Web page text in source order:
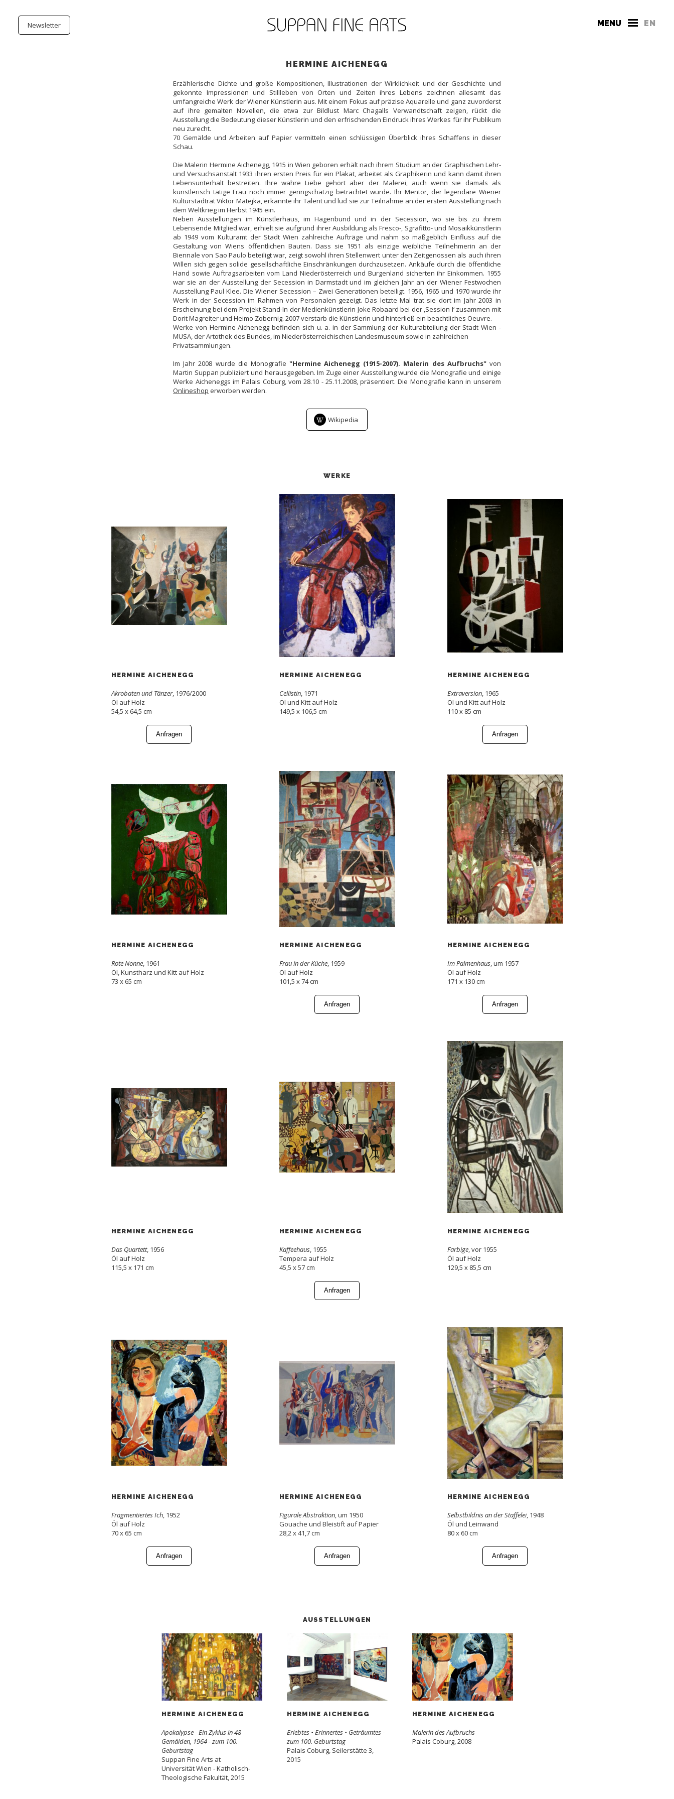
MENU EN
Newsletter
HERMINE AICHENEGG
Erzählerische Dichte und große Kompositionen, Illustrationen der Wirklichkeit und der Geschichte und
gekonnte Impressionen und Stillleben von Orten und Zeiten ihres Lebens zeichnen allesamt das
umfangreiche Werk der Wiener Künstlerin aus. Mit einem Fokus auf präzise Aquarelle und ganz zuvorderst
auf ihre gemalten Novellen, die etwa zur Bildlust Marc Chagalls Verwandtschaft zeigen, rückt die
Ausstellung die Bedeutung dieser Künstlerin und den erfrischenden Eindruck ihres Werkes für ihr Publikum
neu zurecht.
70 Gemälde und Arbeiten auf Papier vermitteln einen schlüssigen Überblick ihres Schaffens in dieser
Schau.
Die Malerin Hermine Aichenegg, 1915 in Wien geboren erhält nach ihrem Studium an der Graphischen Lehr-
und Versuchsanstalt 1933 ihren ersten Preis für ein Plakat, arbeitet als Graphikerin und kann damit ihren
Lebensunterhalt bestreiten. Ihre wahre Liebe gehört aber der Malerei, auch wenn sie damals als
künstlerisch tätige Frau noch immer geringschätzig betrachtet wurde. Ihr Mentor, der legendäre Wiener
Kulturstadtrat Viktor Matejka, erkannte ihr Talent und lud sie zur Teilnahme an der ersten Ausstellung nach
dem Weltkrieg im Herbst 1945 ein.
Neben Ausstellungen im Künstlerhaus, im Hagenbund und in der Secession, wo sie bis zu ihrem
Lebensende Mitglied war, erhielt sie aufgrund ihrer Ausbildung als Fresco-, Sgrafitto- und Mosaikkünstlerin
ab 1949 vom Kulturamt der Stadt Wien zahlreiche Aufträge und nahm so maßgeblich Einfluss auf die
Gestaltung von Wiens öffentlichen Bauten. Dass sie 1951 als einzige weibliche Teilnehmerin an der
Biennale von Sao Paulo beteiligt war, zeigt sowohl ihren Stellenwert unter den Zeitgenossen als auch ihren
Willen sich gegen solide gesellschaftliche Einschränkungen durchzusetzen. Ankäufe durch die öffentliche
Hand sowie Auftragsarbeiten vom Land Niederösterreich und Burgenland sicherten ihr Einkommen. 1955
war sie an der Ausstellung der Secession in Darmstadt und im gleichen Jahr an der Wiener Festwochen
Ausstellung Paul Klee. Die Wiener Secession – Zwei Generationen beteiligt. 1956, 1965 und 1970 wurde ihr
Werk in der Secession im Rahmen von Personalen gezeigt. Das letzte Mal trat sie dort im Jahr 2003 in
Erscheinung bei dem Projekt Stand-In der Medienkünstlerin Joke Robaard bei der ‚Session I‘ zusammen mit
Dorit Magreiter und Heimo Zobernig. 2007 verstarb die Künstlerin und hinterließ ein beachtliches Oeuvre.
Werke von Hermine Aichenegg befinden sich u. a. in der Sammlung der Kulturabteilung der Stadt Wien -
MUSA, der Artothek des Bundes, im Niederösterreichischen Landesmuseum sowie in zahlreichen
Privatsammlungen.
Im Jahr 2008 wurde die Monografie "Hermine Aichenegg (1915-2007). Malerin des Aufbruchs"von
Martin Suppan publiziert und herausgegeben. Im Zuge einer Ausstellung wurde die Monografie und einige
Werke Aicheneggs im Palais Coburg, vom 28.10 - 25.11.2008, präsentiert. Die Monografie kann in unserem
Onlineshop erworben werden.
Wikipedia
WERKE
HERMINE AICHENEGG
Akrobaten und Tänzer, 1976/2000
Öl auf Holz
54,5 x 64,5 cm
Anfragen
HERMINE AICHENEGG
Cellistin, 1971
Öl und Kitt auf Holz
149,5 x 106,5 cm
HERMINE AICHENEGG
Extraversion, 1965
Öl und Kitt auf Holz
110 x 85 cm
Anfragen
HERMINE AICHENEGG
Rote Nonne, 1961
Öl, Kunstharz und Kitt auf Holz
73 x 65 cm
HERMINE AICHENEGG
Frau in der Küche, 1959
Öl auf Holz
101,5 x 74 cm
Anfragen
HERMINE AICHENEGG
Im Palmenhaus, um 1957
Öl auf Holz
171 x 130 cm
Anfragen
HERMINE AICHENEGG
Das Quartett, 1956
Öl auf Holz
115,5 x 171 cm
HERMINE AICHENEGG
Kaffeehaus, 1955
Tempera auf Holz
45,5 x 57 cm
Anfragen
HERMINE AICHENEGG
Farbige, vor 1955
Öl auf Holz
129,5 x 85,5 cm
HERMINE AICHENEGG
Fragmentiertes Ich, 1952
Öl auf Holz
70 x 65 cm
Anfragen
HERMINE AICHENEGG
Figurale Abstraktion, um 1950
Gouache und Bleistift auf Papier
28,2 x 41,7 cm
Anfragen
HERMINE AICHENEGG
Selbstbildnis an der Staffelei, 1948
Öl und Leinwand
80 x 60 cm
Anfragen
AUSSTELLUNGEN
HERMINE AICHENEGG
Malerin des Aufbruchs
Palais Coburg, 2008
HERMINE AICHENEGG
Apokalypse - Ein Zyklus in 48
Gemälden, 1964 - zum 100.
Geburtstag
Suppan Fine Arts at
Universität Wien - Katholisch-
Theologische Fakultät, 2015
HERMINE AICHENEGG
Erlebtes • Erinnertes • Geträumtes -
zum 100. Geburtstag
Palais Coburg, Seilerstätte 3,
2015